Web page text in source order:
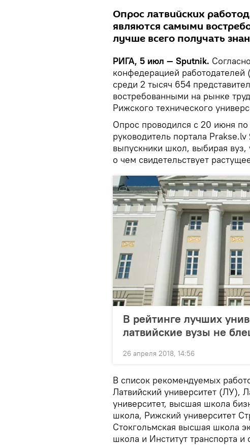
Опрос латвийских
являются самыми
лучше всего получать
РИГА, 5 июл — Sputnik.
конфедерацией
среди 2 тысяч 654
востребованными на рынке
Рижского технического
Опрос проводился с 20 июня
руководитель портала
выпускники школ, выбирая
о чем свидетельствует
В рейтинге лучших
латвийские вузы не
26 апреля 2018, 14:56
В список рекомендуемых
Латвийский университет (ЛУ),
университет, высшая школа
школа, Рижский университет
Стокгольмская высшая школа
школа и Институт транспорта и